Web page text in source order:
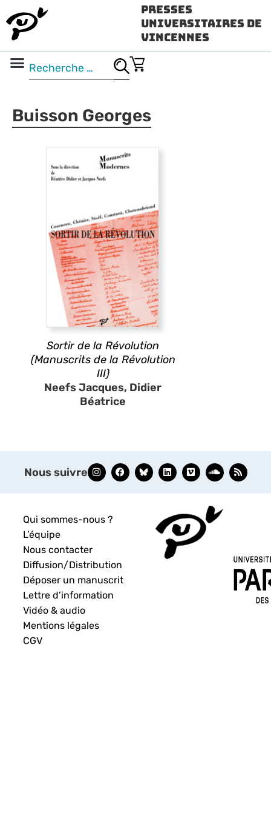
Presses
Universitaires de
Vincennes
Buisson Georges
Sortir de la Révolution
(Manuscrits de la Révolution
III)
Neefs Jacques, Didier
Béatrice
Nous suivre
Qui sommes-nous ?
L’équipe
Nous contacter
Diffusion/Distribution
Déposer un manuscrit
Lettre d’information
Vidéo & audio
Mentions légales
CGV